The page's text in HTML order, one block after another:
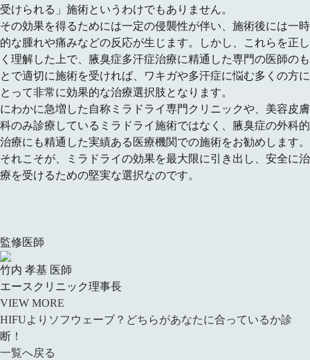
受けられる」施術というわけでもありません。
その効果を得るためには一定の侵襲性が伴い、施術後には一時
的な腫れや痛みなどの反応が生じます。しかし、これらを正し
く理解した上で、腋臭症多汗症治療に精通した専門の医師のも
とで適切に施術を受ければ、ワキガや多汗症に悩む多くの方に
とって非常に効果的な治療選択肢となります。
にわかに急増した自称ミラドライ専門クリニックや、美容皮膚
科のみ診療しているミラドライ施術ではなく、腋臭症の外科的
治療にも精通した実績ある医療機関での施術をお勧めします。
それこそが、ミラドライの効果を最大限に引き出し、安全に治
療を受けるための堅実な選択なのです。
監修医師
竹内 孝基 医師
エースクリニック理事長
VIEW MORE
HIFUよりソフウェーブ？どちらがあなたに合っているか診
断！
一覧へ戻る